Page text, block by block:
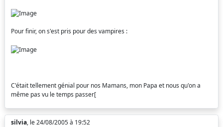
Pour finir, on s'est pris pour des vampires :
C'était tellement génial pour nos Mamans, mon Papa et nous qu'on a
même pas vu le temps passer[
silvia, le 24/08/2005 à 19:52